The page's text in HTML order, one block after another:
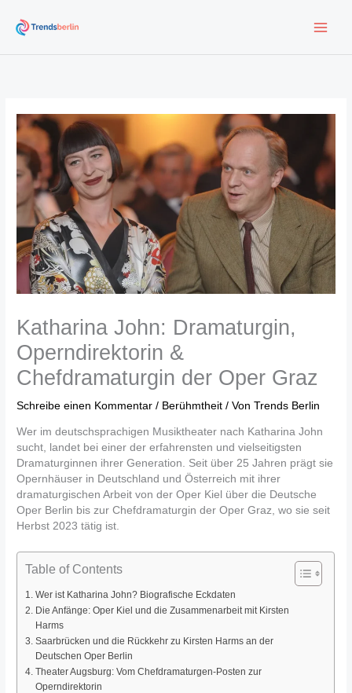
Inhalt
springen
Katharina John: Dramaturgin,
Operndirektorin &
Chefdramaturgin der Oper Graz
Schreibe einen Kommentar / Berühmtheit / VonTrends Berlin
Wer im deutschsprachigen Musiktheater nach Katharina John
sucht, landet bei einer der erfahrensten und vielseitigsten
Dramaturginnen ihrer Generation. Seit über 25 Jahren prägt sie
Opernhäuser in Deutschland und Österreich mit ihrer
dramaturgischen Arbeit von der Oper Kiel über die Deutsche
Oper Berlin bis zur Chefdramaturgin der Oper Graz, wo sie seit
Herbst 2023 tätig ist.
Table of Contents
Wer ist Katharina John? Biografische Eckdaten
Die Anfänge: Oper Kiel und die Zusammenarbeit mit Kirsten
Harms
Saarbrücken und die Rückkehr zu Kirsten Harms an der
Deutschen Oper Berlin
Theater Augsburg: Vom Chefdramaturgen-Posten zur
Operndirektorin